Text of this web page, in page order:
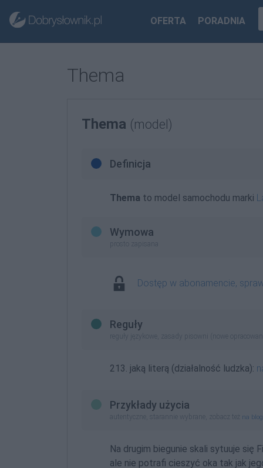
OFERTA PORADNIA
Thema
Thema (model)
Definicja
Thema to model samochodu marki
Wymowa
prosto zapisana
Dostęp w abonamencie,
Reguły
reguły językowe, zasady pisowni (nowe
213. jaką literą (działalność ludzka):
Przykłady użycia
autentyczne, starannie wybrane, zobacz też na
Na drugim biegunie skali sytuuje się
ale nie potrafi cieszyć oka tak jak